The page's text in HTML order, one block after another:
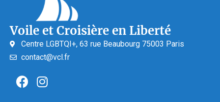
Voile et Croisière en Liberté
Centre LGBTQI+, 63 rue Beaubourg 75003 Paris
contact@vcl.fr